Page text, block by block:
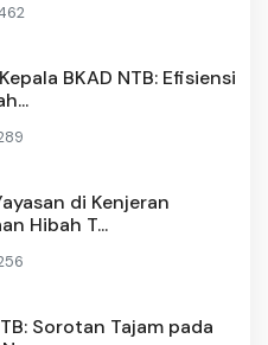
BKAD NTB: Efisiensi
di Kenjeran
Hibah T...
Sorotan Tajam pada